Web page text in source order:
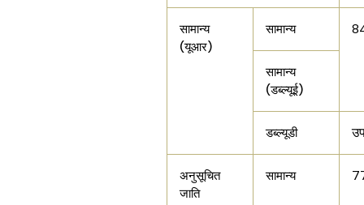
सामान्य
(यूआर)
सामान्य
सामान्य
(डब्ल्यूई)
डब्ल्यूडी
अनुसूचित
जाति
सामान्य